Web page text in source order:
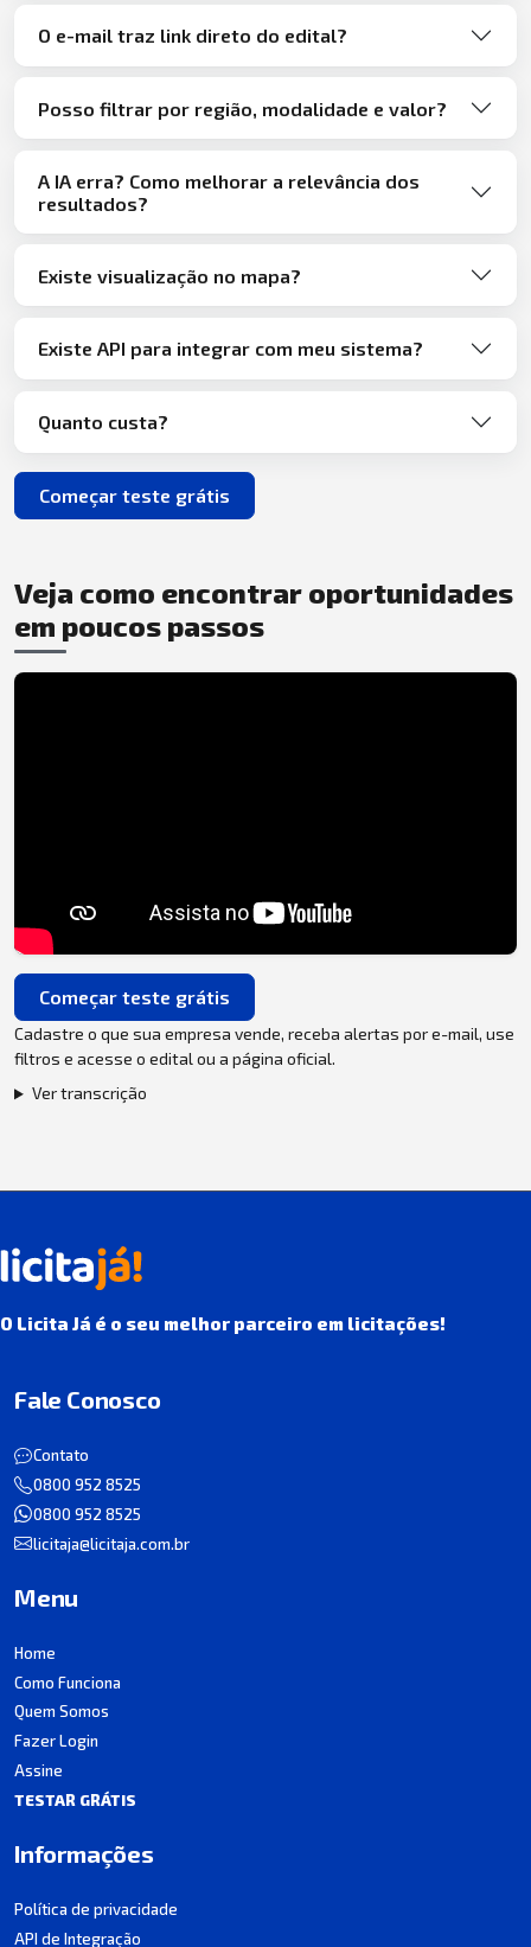
O e-mail traz link direto do edital?
Posso filtrar por região, modalidade e valor?
A IA erra? Como melhorar a relevância dos
resultados?
Existe visualização no mapa?
Existe API para integrar com meu sistema?
Quanto custa?
Começar teste grátis
Veja como encontrar oportunidades
em poucos passos
Começar teste grátis
Cadastre o que sua empresa vende, receba alertas por e-mail, use
filtros e acesse o edital ou a página oficial.
Ver transcrição
O Licita Já é o seu melhor parceiro em licitações!
Fale Conosco
Contato
0800 952 8525
0800 952 8525
licitaja@licitaja.com.br
Menu
Home
Como Funciona
Quem Somos
Fazer Login
Assine
TESTAR GRÁTIS
Informações
Política de privacidade
API de Integração